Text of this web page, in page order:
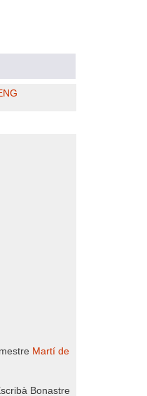
Martí de
Bonastre